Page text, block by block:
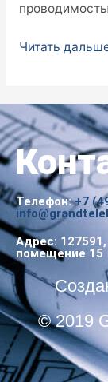
Читать
Телефон:+7
Адрес:
помещение 15
© 2019